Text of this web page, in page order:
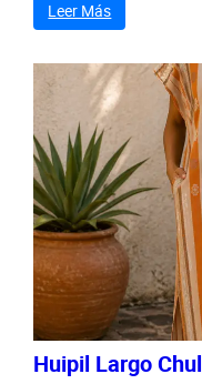
Leer Más
Huipil Largo Chul